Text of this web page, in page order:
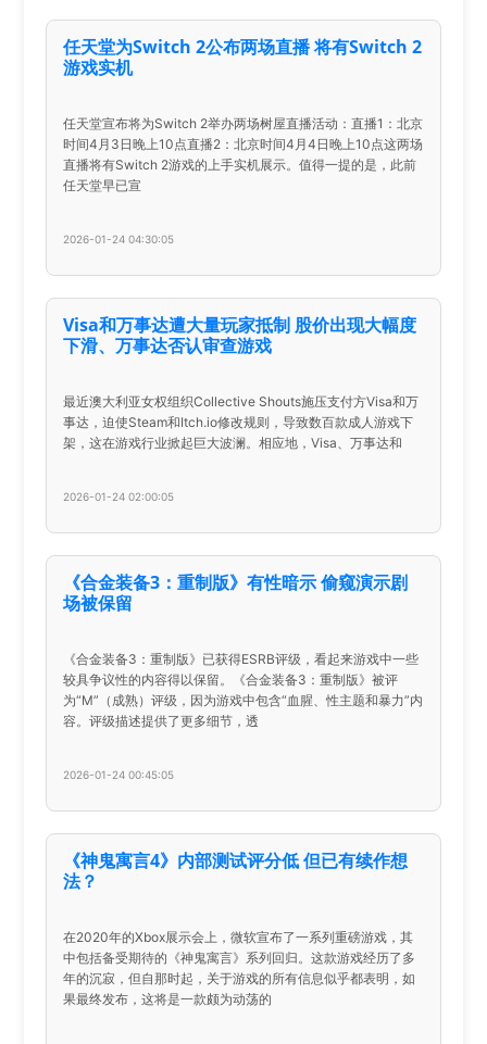
任天堂为Switch 2公布两场直播 将有Switch 2
游戏实机
任天堂宣布将为Switch 2举办两场树屋直播活动：直播1：北京
时间4月3日晚上10点直播2：北京时间4月4日晚上10点这两场
直播将有Switch 2游戏的上手实机展示。值得一提的是，此前
任天堂早已宣
2026-01-24 04:30:05
Visa和万事达遭大量玩家抵制 股价出现大幅度
下滑、万事达否认审查游戏
最近澳大利亚女权组织Collective Shouts施压支付方Visa和万
事达，迫使Steam和Itch.io修改规则，导致数百款成人游戏下
架，这在游戏行业掀起巨大波澜。相应地，Visa、万事达和
2026-01-24 02:00:05
《合金装备3：重制版》有性暗示 偷窥演示剧
场被保留
《合金装备3：重制版》已获得ESRB评级，看起来游戏中一些
较具争议性的内容得以保留。《合金装备3：重制版》被评
为“M”（成熟）评级，因为游戏中包含“血腥、性主题和暴力”内
容。评级描述提供了更多细节，透
2026-01-24 00:45:05
《神鬼寓言4》内部测试评分低 但已有续作想
法？
在2020年的Xbox展示会上，微软宣布了一系列重磅游戏，其
中包括备受期待的《神鬼寓言》系列回归。这款游戏经历了多
年的沉寂，但自那时起，关于游戏的所有信息似乎都表明，如
果最终发布，这将是一款颇为动荡的